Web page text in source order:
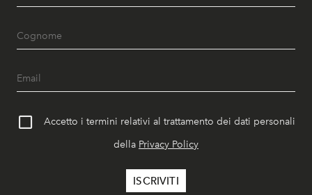
Accetto i termini relativi al trattamento dei dati personali
della Privacy Policy